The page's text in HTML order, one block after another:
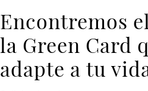
Encontremos
la Green Card
adapte a tu